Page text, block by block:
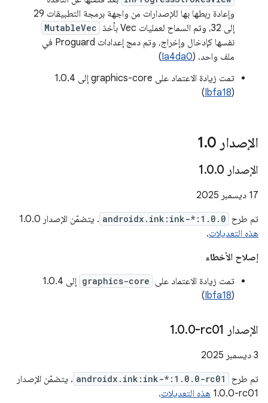
وإعادة ربطها بها للإصدارات من واجهة برمجة التطبيقات 29
إلى 32، وتم السماح لعمليات Vec بأخذ
MutableVec
نفسها كإدخال وإخراج، وتم دمج إعدادات Proguard في
ملف واحد. (Ia4da0
)
تمت زيادة الاعتماد على graphics-core إلى 1.0.4
(
Ibfa18
)
الإصدار 1 .0
الإصدار 1 .0.0
‫17 ديسمبر 2025
تم طرح androidx.ink:ink-*:1.0.0 . يتضمّن الإصدار 1.0.0
هذه التعديلات.
إصلاح الأخطاء
تمت زيادة الاعتماد على graphics-core
إلى 1.0.4
(
Ibfa18
)
الإصدار ‎1 .0.0-rc01
‫3 ديسمبر 2025
تم طرح
androidx.ink:ink-*:1.0.0-rc01 . يتضمّن الإصدار
‎1.0.0-rc01 هذه التعديلات.